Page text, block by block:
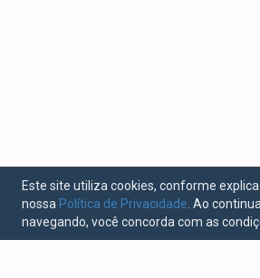
Este site utiliza cookies, conforme
nossa Política de Privacidade . Ao
navegando, você concorda com as